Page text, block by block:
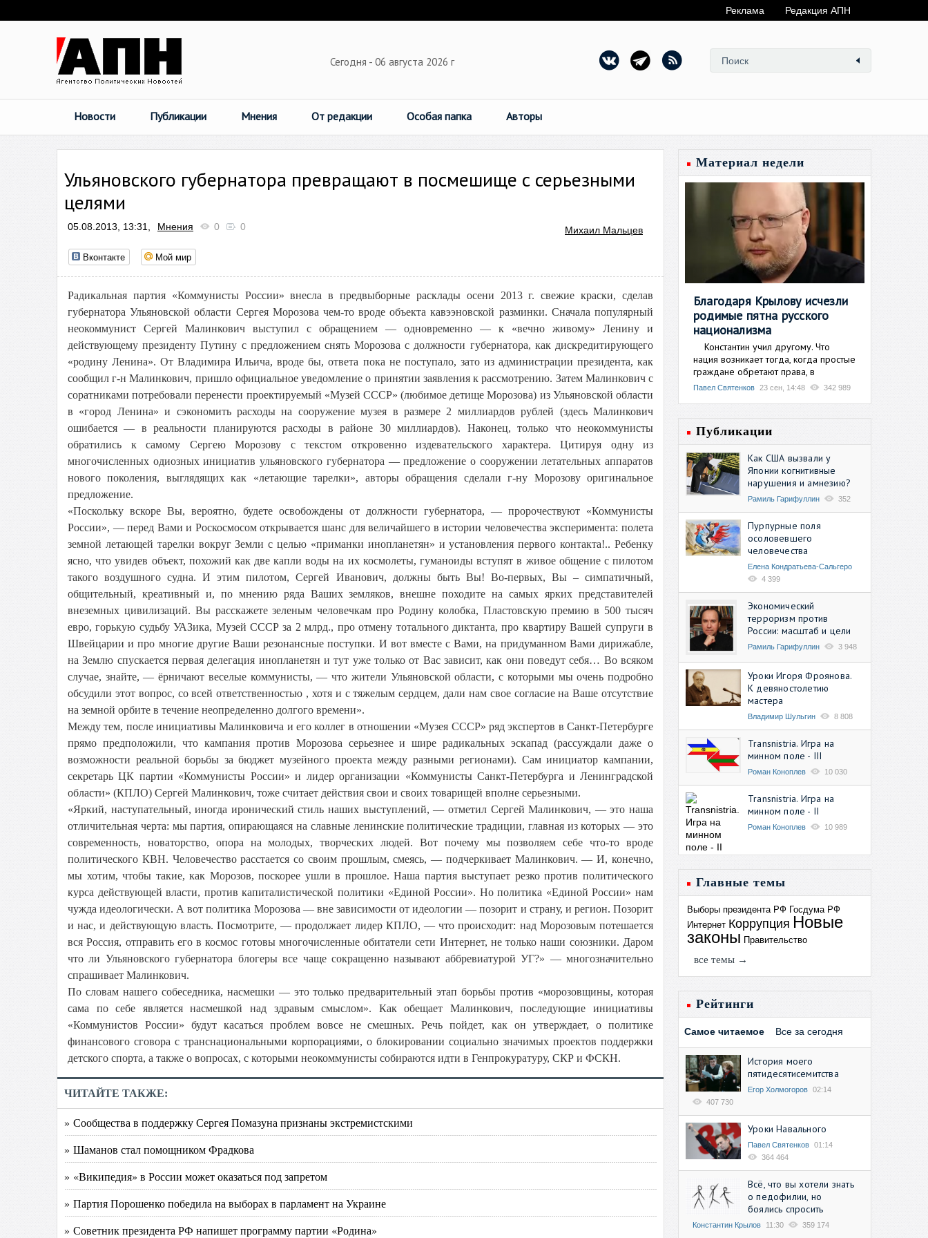
Реклама Редакция АПН
Сегодня - 06 августа 2026 г
Новости Публикации Мнения От редакции Особая папка Авторы
Ульяновского губернатора превращают в посмешище с серьезными
целями
05.08.2013, 13:31, Мнения 0 0 Михаил Мальцев
Вконтакте Мой мир
Радикальная партия «Коммунисты России» внесла в предвыборные расклады осени 2013 г. свежие краски, сделав
губернатора Ульяновской области Сергея Морозова чем-то вроде объекта кавээновской разминки. Сначала популярный
неокоммунист Сергей Малинкович выступил с обращением — одновременно — к «вечно живому» Ленину и
действующему президенту Путину с предложением снять Морозова с должности губернатора, как дискредитирующего
«родину Ленина». От Владимира Ильича, вроде бы, ответа пока не поступало, зато из администрации президента, как
сообщил г-н Малинкович, пришло официальное уведомление о принятии заявления к рассмотрению. Затем Малинкович с
соратниками потребовали перенести проектируемый «Музей СССР» (любимое детище Морозова) из Ульяновской области
в «город Ленина» и сэкономить расходы на сооружение музея в размере 2 миллиардов рублей (здесь Малинкович
ошибается — в реальности планируются расходы в районе 30 миллиардов). Наконец, только что неокоммунисты
обратились к самому Сергею Морозову с текстом откровенно издевательского характера. Цитируя одну из
многочисленных одиозных инициатив ульяновского губернатора — предложение о сооружении летательных аппаратов
нового поколения, выглядящих как «летающие тарелки», авторы обращения сделали г-ну Морозову оригинальное
предложение.
«Поскольку вскоре Вы, вероятно, будете освобождены от должности губернатора, — пророчествуют «Коммунисты
России», — перед Вами и Роскосмосом открывается шанс для величайшего в истории человечества эксперимента: полета
земной летающей тарелки вокруг Земли с целью «приманки инопланетян» и установления первого контакта!.. Ребенку
ясно, что увидев объект, похожий как две капли воды на их космолеты, гуманоиды вступят в живое общение с пилотом
такого воздушного судна. И этим пилотом, Сергей Иванович, должны быть Вы! Во-первых, Вы – симпатичный,
общительный, креативный и, по мнению ряда Ваших земляков, внешне походите на самых ярких представителей
внеземных цивилизаций. Вы расскажете зеленым человечкам про Родину колобка, Пластовскую премию в 500 тысяч
евро, горькую судьбу УАЗика, Музей СССР за 2 млрд., про отмену тотального диктанта, про квартиру Вашей супруги в
Швейцарии и про многие другие Ваши резонансные поступки. И вот вместе с Вами, на придуманном Вами дирижабле,
на Землю спускается первая делегация инопланетян и тут уже только от Вас зависит, как они поведут себя… Во всяком
случае, знайте, — ёрничают веселые коммунисты, — что жители Ульяновской области, с которыми мы очень подробно
обсудили этот вопрос, со всей ответственностью , хотя и с тяжелым сердцем, дали нам свое согласие на Ваше отсутствие
на земной орбите в течение неопределенно долгого времени».
Между тем, после инициативы Малинковича и его коллег в отношении «Музея СССР» ряд экспертов в Санкт-Петербурге
прямо предположили, что кампания против Морозова серьезнее и шире радикальных эскапад (рассуждали даже о
возможности реальной борьбы за бюджет музейного проекта между разными регионами). Сам инициатор кампании,
секретарь ЦК партии «Коммунисты России» и лидер организации «Коммунисты Санкт-Петербурга и Ленинградской
области» (КПЛО) Сергей Малинкович, тоже считает действия свои и своих товарищей вполне серьезными.
«Яркий, наступательный, иногда иронический стиль наших выступлений, — отметил Сергей Малинкович, — это наша
отличительная черта: мы партия, опирающаяся на славные ленинские политические традиции, главная из которых — это
современность, новаторство, опора на молодых, творческих людей. Вот почему мы позволяем себе что-то вроде
политического КВН. Человечество расстается со своим прошлым, смеясь, — подчеркивает Малинкович. — И, конечно,
мы хотим, чтобы такие, как Морозов, поскорее ушли в прошлое. Наша партия выступает резко против политического
курса действующей власти, против капиталистической политики «Единой России». Но политика «Единой России» нам
чужда идеологически. А вот политика Морозова — вне зависимости от идеологии — позорит и страну, и регион. Позорит
и нас, и действующую власть. Посмотрите, — продолжает лидер КПЛО, — что происходит: над Морозовым потешается
вся Россия, отправить его в космос готовы многочисленные обитатели сети Интернет, не только наши союзники. Даром
что ли Ульяновского губернатора блогеры все чаще сокращенно называют аббревиатурой УГ?» — многозначительно
спрашивает Малинкович.
По словам нашего собеседника, насмешки — это только предварительный этап борьбы против «морозовщины, которая
сама по себе является насмешкой над здравым смыслом». Как обещает Малинкович, последующие инициативы
«Коммунистов России» будут касаться проблем вовсе не смешных. Речь пойдет, как он утверждает, о политике
финансового сговора с транснациональными корпорациями, о блокировании социально значимых проектов поддержки
детского спорта, а также о вопросах, с которыми неокоммунисты собираются идти в Генпрокуратуру, СКР и ФСКН.
ЧИТАЙТЕ ТАКЖЕ:
» Сообщества в поддержку Сергея Помазуна признаны экстремистскими
» Шаманов стал помощником Фрадкова
» «Википедия» в России может оказаться под запретом
» Партия Порошенко победила на выборах в парламент на Украине
» Советник президента РФ напишет программу партии «Родина»
Материал недели
Благодаря Крылову исчезли
родимые пятна русского
национализма
Константин учил другому. Что
нация возникает тогда, когда простые
граждане обретают права, в
Павел Святенков 23 сен, 14:48 342 989
Публикации
Как США вызвали у
Японии когнитивные
нарушения и амнезию?
Рамиль Гарифуллин 352
Пурпурные поля
осоловевшего
человечества
Елена Кондратьева-Сальгеро
4 399
Экономический
терроризм против
России: масштаб и цели
Рамиль Гарифуллин 3 948
Уроки Игоря Фроянова.
К девяностолетию
мастера
Владимир Шульгин 8 808
Transnistria. Игра на
минном поле - III
Роман Коноплев 10 030
Transnistria. Игра на
минном поле - II
Роман Коноплев 10 989
Главные темы
Выборы президента РФ Госдума РФ
Интернет Коррупция Новые
законы Правительство
все темы →
Рейтинги
Самое читаемое Все за сегодня
История моего
пятидесятисемитства
Егор Холмогоров 02:14
407 730
Уроки Навального
Павел Святенков 01:14
364 464
Всё, что вы хотели знать
о педофилии, но
боялись спросить
Константин Крылов 11:30 359 174